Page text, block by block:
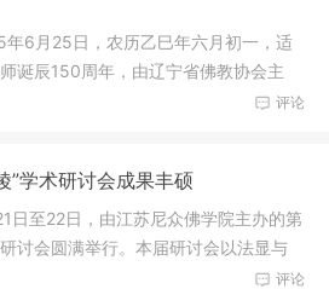
6月25日，农历乙巳年六月初一，适
诞辰150周年，由辽宁省佛教协会主
评论
”学术研讨会成果丰硕
日至22日，由江苏尼众佛学院主办的第
讨会圆满举行。本届研讨会以法显与
评论